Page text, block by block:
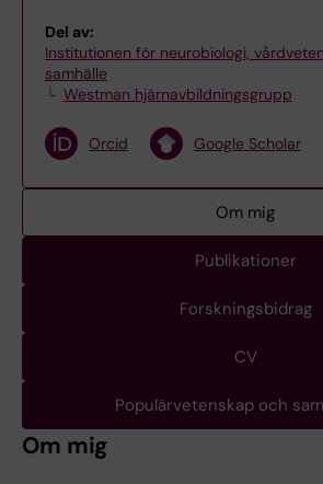
Del av:
Institutionen för neurobiologi,
samhälle
Westman hjärnavbildningsgrupp
Orcid Google Scholar
Om mig
Publikationer
Forskningsbidrag
CV
Populärvetenskap och
Om mig